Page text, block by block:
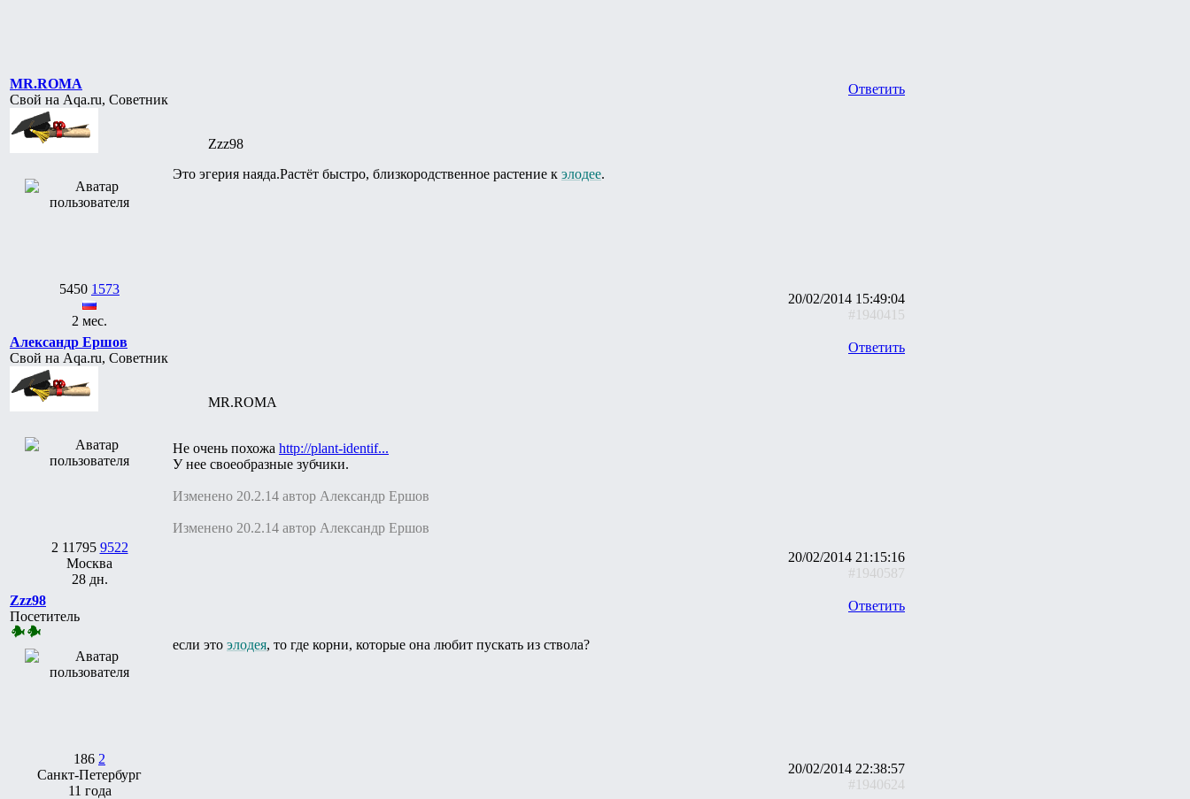
MR.ROMA
Свой на Aqa.ru, Советник
5450 1573
2 мес.
Ответить
Zzz98
Это эгерия наяда.Растёт быстро, близкородственное растение к элодее.
20/02/2014 15:49:04
#1940415
Александр Ершов
Свой на Aqa.ru, Советник
2 11795 9522
Москва
28 дн.
Ответить
MR.ROMA
Не очень похожа http://plant-identif...
У нее своеобразные зубчики.
Изменено 20.2.14 автор Александр Ершов
Изменено 20.2.14 автор Александр Ершов
20/02/2014 21:15:16
#1940587
Zzz98
Посетитель
186 2
Санкт-Петербург
11 года
Ответить
если это элодея, то где корни, которые она любит пускать из ствола?
20/02/2014 22:38:57
#1940624